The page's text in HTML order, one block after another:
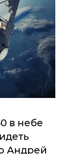
в небе
Андрей